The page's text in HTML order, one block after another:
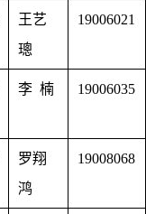
王艺
璁
19006021
李 楠 19006035
罗翔
鸿
19008068